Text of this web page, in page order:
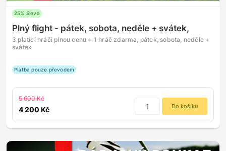
25% Sleva
Plný flight - pátek, sobota, neděle + svátek,
3 platící hráči plnou cenu + 1 hráč zdarma, pátek, sobota, neděle +
svátek
Platba pouze převodem
5 600 Kč
4 200 Kč Do košíku